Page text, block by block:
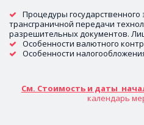
Процедуры государственного
трансграничной передачи
разрешительных документов.
Особенности валютного
Особенности
См. Стоимость и даты
календарь